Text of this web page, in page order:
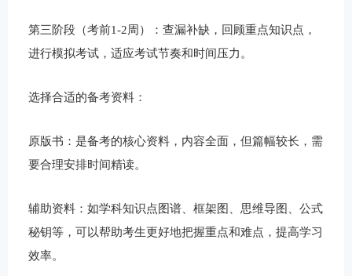
第三阶段（考前1-2周）：查漏补缺，回顾重点知识点，
进行模拟考试，适应考试节奏和时间压力。
选择合适的备考资料：
原版书：是备考的核心资料，内容全面，但篇幅较长，需
要合理安排时间精读。
辅助资料：如学科知识点图谱、框架图、思维导图、公式
秘钥等，可以帮助考生更好地把握重点和难点，提高学习
效率。